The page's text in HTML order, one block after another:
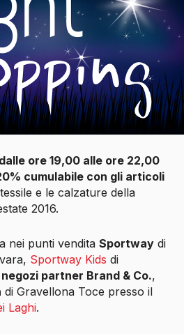
ore 19,00 alle ore 22,00
cumulabile con gli articoli
e le calzature della
2016.
nei punti vendita Sportway di
Sportway Kids di
negozi partner Brand & Co.,
di Gravellona Toce presso il
Laghi.